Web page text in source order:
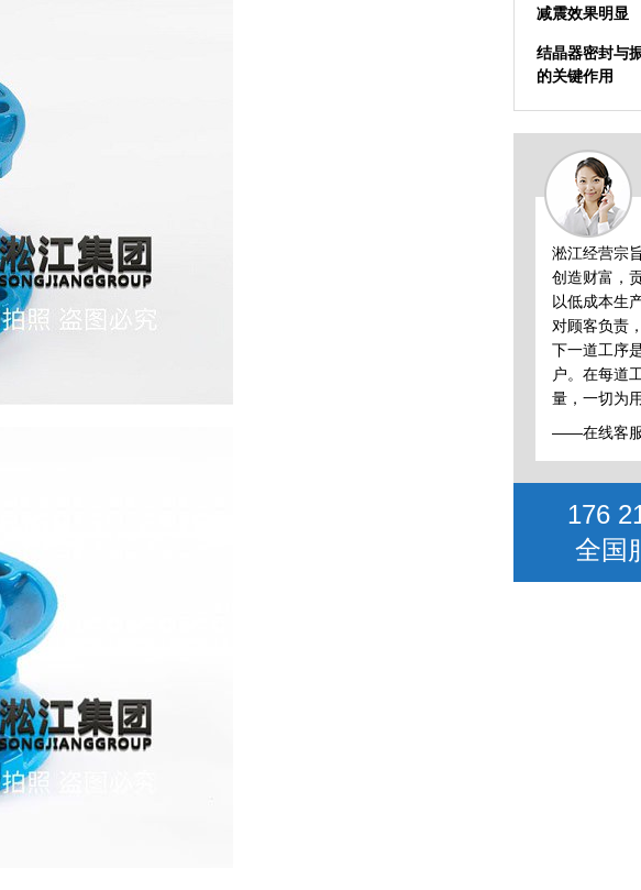
减震效果明显
结晶器密封与
的关键作用
淞江经营宗旨
创造财富，
以低成本生
对顾客负责
下一道工序
户。在每道
量，一切为
——在线客服
176
全国